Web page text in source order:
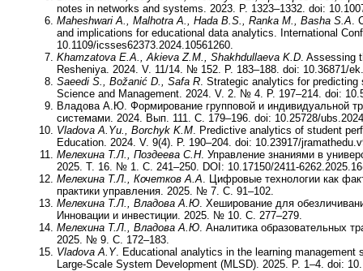
notes in networks and systems. 2023. P. 1323–1332. doi:
Maheshwari A., Malhotra A., Hada B.S., Ranka M., Basha S.A .
and implications for educational data analytics. International
10.1109/icsses62373.2024.10561260.
Khamzatova E.A., Akieva Z.M., Shakhdullaeva K.D .
Resheniya. 2024. V. 11/14. № 152. P. 183–188. doi: 10.36871/
Saeedi S., Božanić D., Safa R . Strategic analytics for
Science and Management. 2024. V. 2. № 4. P. 197–214. doi:
Владова А.Ю. Формирование групповой и индивидуальной
системами. 2024. Вып. 111. С. 179–196. doi: 10.25728/
Vladova A.Yu., Borchyk K.M . Predictive analytics of student
Education. 2024. V. 9(4). P. 190–204. doi: 10.23917/
Мелехина Т.Л., Поздеева С.Н. Управление знаниями в
2025. Т. 16. № 1. С. 241–250. DOI: 10.17150/2411-
Мелехина Т.Л., Кочетков А.А . Цифровые технологии как
практики управления. 2025. № 7. С. 91–102.
Мелехина Т.Л., Владова А.Ю . Хеширование для
Инновации и инвестиции. 2025. № 10. С. 277–279.
Мелехина Т.Л., Владова А.Ю . Аналитика образовательных
2025. № 9. С. 172–183.
Vladova A.Y. Educational analytics in the learning
Large-Scale System Development (MLSD). 2025. P. 1–4. doi: